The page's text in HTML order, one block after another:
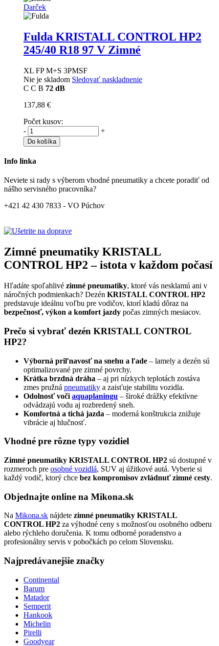
Darček
Fulda KRISTALL CONTROL HP2
245/40 R18 97 V Zimné
XL FP M+S 3PMSF
Nie je skladom Sledovať naskladnenie
C C B 72 dB
137,88 €
Počet kusov:
-
+
Do košíka
Info linka
Neviete si rady s výberom vhodné pneumatiky a chcete poradiť od
nášho servisného pracovníka?
+421 42 430 7833 - VO Púchov
Zimné pneumatiky KRISTALL
CONTROL HP2 – istota v každom počasí
Hľadáte spoľahlivé zimné pneumatiky, ktoré vás nesklamú ani v
náročných podmienkach? Dezén KRISTALL CONTROL HP2
predstavuje ideálnu voľbu pre vodičov, ktorí kladú dôraz na
bezpečnosť, výkon a komfort jazdy počas zimných mesiacov.
Prečo si vybrať dezén KRISTALL CONTROL
HP2?
Výborná priľnavosť na snehu a ľade – lamely a dezén sú
optimalizované pre zimné povrchy.
Krátka brzdná dráha – aj pri nízkych teplotách zostáva
zmes pružná pneumatiky a zaisťuje stabilitu vozidla.
Odolnosť voči aquaplaningu – široké drážky efektívne
odvádzajú vodu aj rozbredený sneh.
Komfortná a tichá jazda – moderná konštrukcia znižuje
vibrácie aj hlučnosť.
Vhodné pre rôzne typy vozidiel
Zimné pneumatiky KRISTALL CONTROL HP2 sú dostupné v
rozmeroch pre osobné vozidlá, SUV aj úžitkové autá. Vyberie si
každý vodič, ktorý chce bez kompromisov zvládnuť zimné cesty.
Objednajte online na Mikona.sk
Na Mikona.sk nájdete zimné pneumatiky KRISTALL
CONTROL HP2 za výhodné ceny s možnosťou osobného odberu
alebo rýchleho doručenia. K tomu odborné poradenstvo a
profesionálny servis v pobočkách po celom Slovensku.
Najpredávanejšie značky
Continental
Barum
Matador
Semperit
Hankook
Michelin
Pirelli
Goodyear